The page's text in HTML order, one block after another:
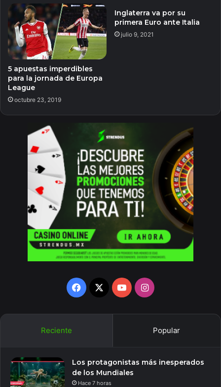
5 apuestas imperdibles
para la jornada de Europa
League
octubre 23, 2019
Inglaterra va por su
primera Euro ante Italia
julio 9, 2021
Facebook
X YouTubeInstagram
Reciente Popular
Los protagonistas más inesperados
de los Mundiales
Hace 7 horas